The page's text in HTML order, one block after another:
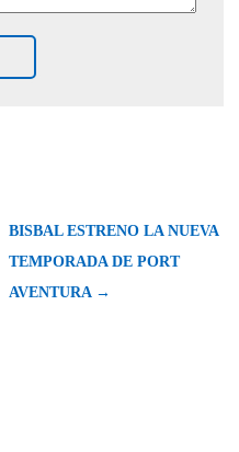
BISBAL ESTRENO LA NUEVA
TEMPORADA DE PORT
AVENTURA →